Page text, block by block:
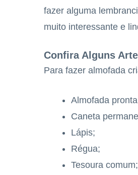
fazer alguma
muito interessante e
Confira Alguns
Para fazer almofada
Almofada
Caneta
Lápis;
Régua;
Tesoura comum;